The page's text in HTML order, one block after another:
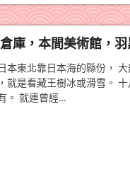
庫，本間美術館，
本東北靠日本海的縣份，
就是看藏王樹冰或滑雪。
。 就連曾經…